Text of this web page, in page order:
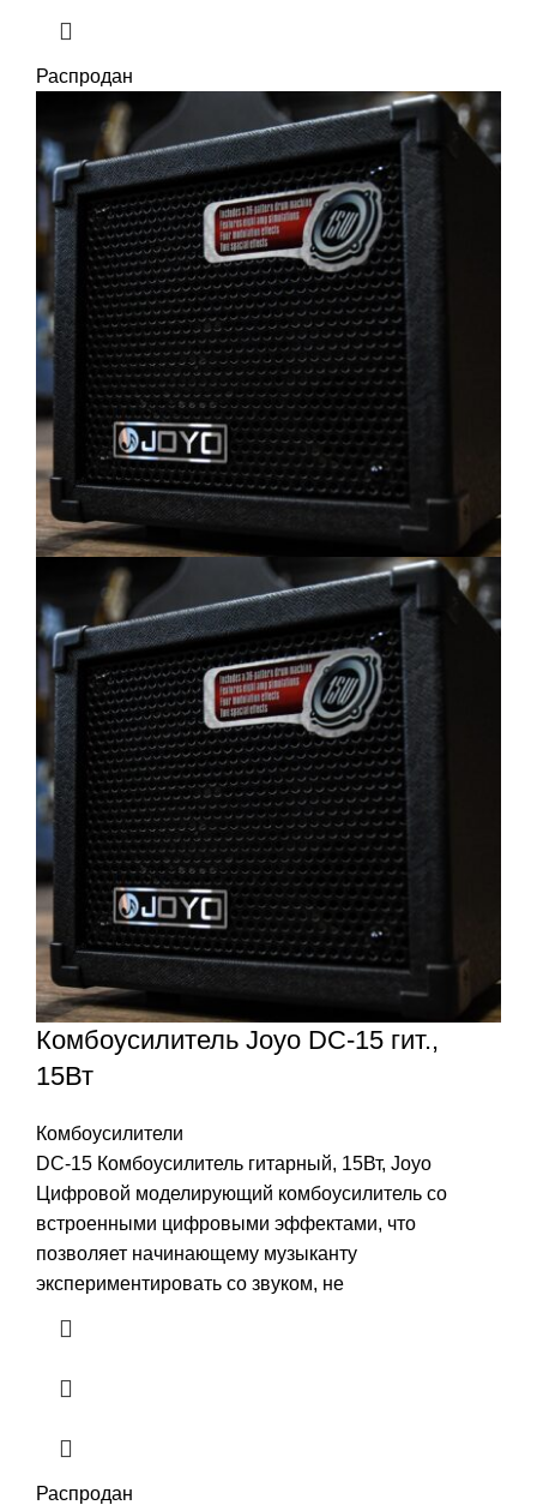
Распродан
Комбоусилитель Joyo DC-15 гит.,
15Вт
Комбоусилители
DC-15 Комбоусилитель гитарный, 15Вт, Joyo
Цифровой моделирующий комбоусилитель со
встроенными цифровыми эффектами, что
позволяет начинающему музыканту
экспериментировать со звуком, не
Распродан